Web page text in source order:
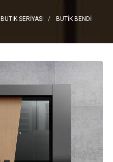
BUTIK SERIYASI BUTIK BENDİ